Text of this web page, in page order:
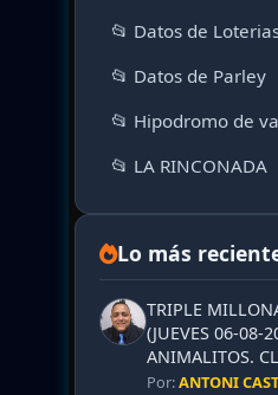
📂 Datos de
📂 Datos de Parley
📂 Hipodromo de
📂 LA RINCONADA
Lo más
TRIPLE
(JUEVES 06-08-
ANIMALITOS.
Por:ANTONI